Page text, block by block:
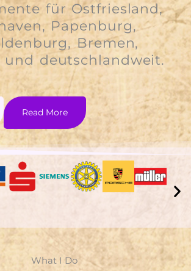
für Ostfriesland,
Papenburg,
Bremen,
und deutschlandweit.
Read More
What I Do